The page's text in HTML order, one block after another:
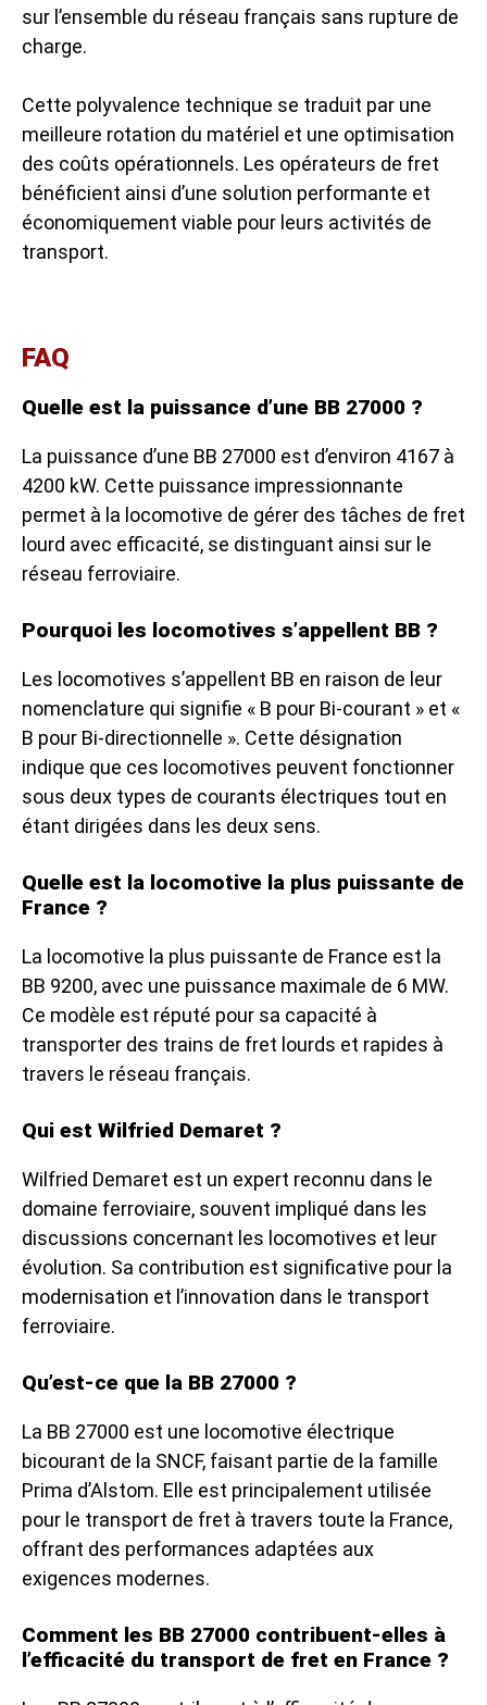
sur l’ensemble du réseau français sans rupture de
charge.
Cette polyvalence technique se traduit par une
meilleure rotation du matériel et une optimisation
des coûts opérationnels. Les opérateurs de fret
bénéficient ainsi d’une solution performante et
économiquement viable pour leurs activités de
transport.
FAQ
Quelle est la puissance d’une BB 27000 ?
La puissance d’une BB 27000 est d’environ 4167 à
4200 kW. Cette puissance impressionnante
permet à la locomotive de gérer des tâches de fret
lourd avec efficacité, se distinguant ainsi sur le
réseau ferroviaire.
Pourquoi les locomotives s’appellent BB ?
Les locomotives s’appellent BB en raison de leur
nomenclature qui signifie « B pour Bi-courant » et «
B pour Bi-directionnelle ». Cette désignation
indique que ces locomotives peuvent fonctionner
sous deux types de courants électriques tout en
étant dirigées dans les deux sens.
Quelle est la locomotive la plus puissante de
France ?
La locomotive la plus puissante de France est la
BB 9200, avec une puissance maximale de 6 MW.
Ce modèle est réputé pour sa capacité à
transporter des trains de fret lourds et rapides à
travers le réseau français.
Qui est Wilfried Demaret ?
Wilfried Demaret est un expert reconnu dans le
domaine ferroviaire, souvent impliqué dans les
discussions concernant les locomotives et leur
évolution. Sa contribution est significative pour la
modernisation et l’innovation dans le transport
ferroviaire.
Qu’est-ce que la BB 27000 ?
La BB 27000 est une locomotive électrique
bicourant de la SNCF, faisant partie de la famille
Prima d’Alstom. Elle est principalement utilisée
pour le transport de fret à travers toute la France,
offrant des performances adaptées aux
exigences modernes.
Comment les BB 27000 contribuent-elles à
l’efficacité du transport de fret en France ?